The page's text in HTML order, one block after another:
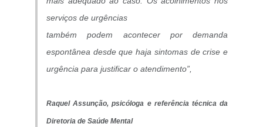
serviços de urgências
também podem acontecer por demanda
espontânea desde que haja sintomas de crise e
urgência para justificar o atendimento”,
Raquel Assunção, psicóloga e referência técnica da
Diretoria de Saúde Mental